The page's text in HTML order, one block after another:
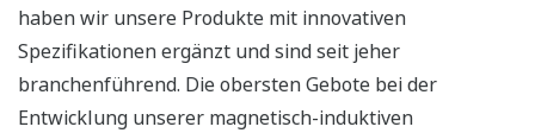
haben wir unsere Produkte mit innovativen
Spezifikationen ergänzt und sind seit jeher
branchenführend. Die obersten Gebote bei der
Entwicklung unserer magnetisch-induktiven